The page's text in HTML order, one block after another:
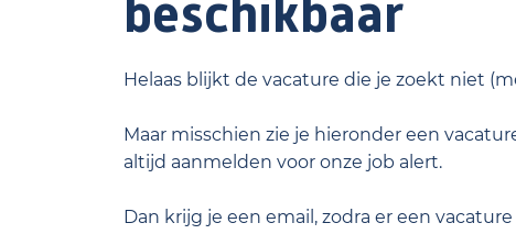
beschikbaar
Helaas blijkt de vacature die je zoekt niet
Maar misschien zie je hieronder een
altijd aanmelden voor onze job alert.
Dan krijg je een email, zodra er een